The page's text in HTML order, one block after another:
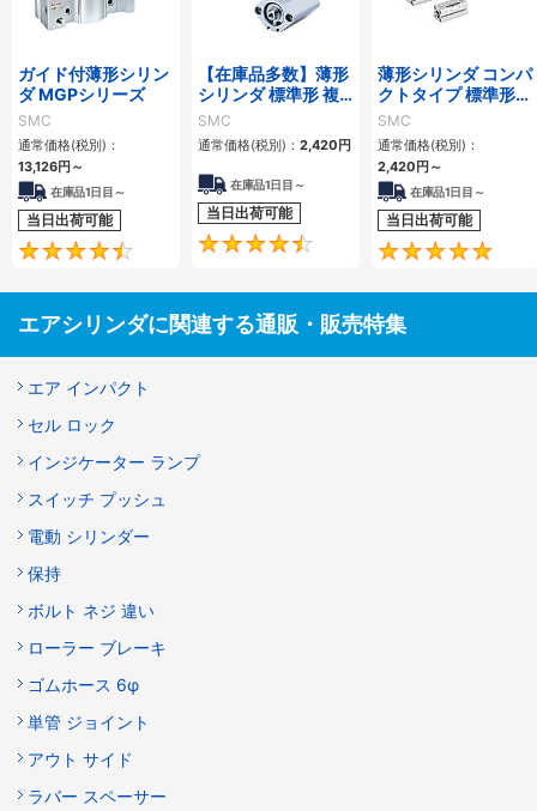
ガイド付薄形シリン
ダ MGPシリーズ
SMC
通常価格(税別)：
13,126円 ～
在庫品1日目～
当日出荷可能
4.6
【在庫品多数】薄形
シリンダ 標準形 複
動・片ロッド CQ2
シリーズ
SMC
通常価格(税別)： 2,420 円
在庫品1日目～
当日出荷可能
4.5
薄形シリンダ コンパ
クトタイプ 標準形
複動 片ロッド CQS
シリーズ
SMC
通常価格(税別)：
2,420 円 ～
在庫品1日目～
当日出荷可能
エアシリンダに関連する通販・販売特集
エア インパクト
セル ロック
インジケーター ランプ
スイッチ プッシュ
電動 シリンダー
保持
ボルト ネジ 違い
ローラー ブレーキ
ゴムホース 6φ
単管 ジョイント
アウト サイド
ラバー スペーサー